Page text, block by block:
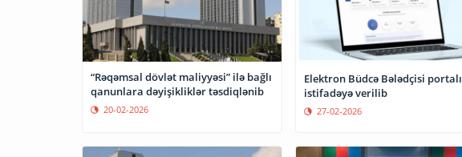
“Rəqəmsal dövlət maliyyəsi” ilə bağlı
qanunlara dəyişikliklər təsdiqlənib
20-02-2026
Elektron Büdcə Bələdçisi portalı
istifadəyə verilib
27-02-2026